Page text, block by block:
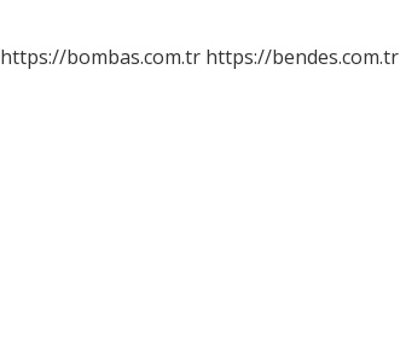
https://bombas.com.tr https://bendes.com.tr